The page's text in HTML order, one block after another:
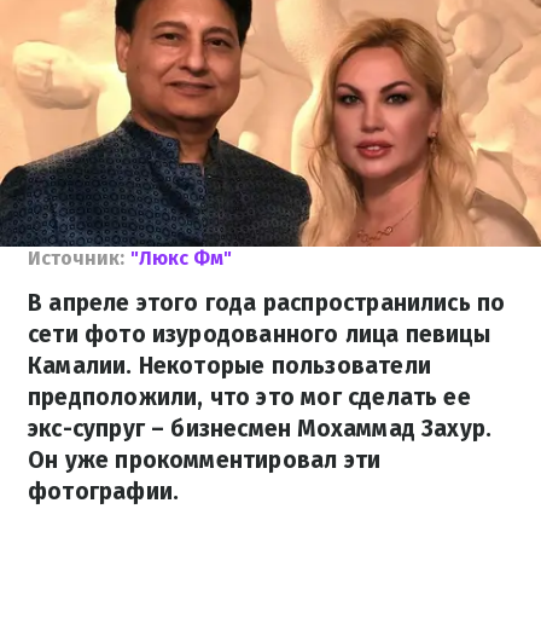
Источник: "Люкс Фм"
В апреле этого года распространились по
сети фото изуродованного лица певицы
Камалии. Некоторые пользователи
предположили, что это мог сделать ее
экс-супруг – бизнесмен Мохаммад Захур.
Он уже прокомментировал эти
фотографии.